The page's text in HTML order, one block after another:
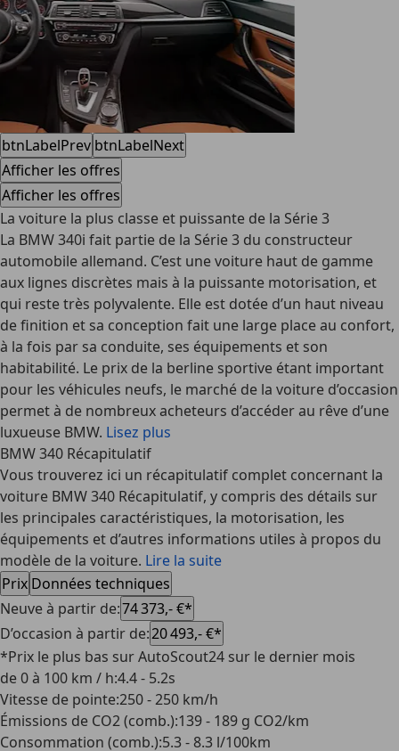
btnLabelPrev btnLabelNext
Afficher les offres
Afficher les offres
La voiture la plus classe et puissante de la Série 3
La BMW 340i fait partie de la Série 3 du constructeur
automobile allemand. C’est une voiture haut de gamme
aux lignes discrètes mais à la puissante motorisation, et
qui reste très polyvalente. Elle est dotée d’un haut niveau
de finition et sa conception fait une large place au confort,
à la fois par sa conduite, ses équipements et son
habitabilité. Le prix de la berline sportive étant important
pour les véhicules neufs, le marché de la voiture d’occasion
permet à de nombreux acheteurs d’accéder au rêve d’une
luxueuse BMW. Lisez plus
BMW 340 Récapitulatif
Vous trouverez ici un récapitulatif complet concernant la
voiture BMW 340 Récapitulatif, y compris des détails sur
les principales caractéristiques, la motorisation, les
équipements et d’autres informations utiles à propos du
modèle de la voiture. Lire la suite
Prix Données techniques
Neuve à partir de:74 373,- €*
D’occasion à partir de:20 493,- €*
*Prix le plus bas sur AutoScout24 sur le dernier mois
de 0 à 100 km / h:4.4 - 5.2s
Vitesse de pointe:250 - 250 km/h
Émissions de CO2 (comb.):139 - 189 g CO2/km
Consommation (comb.):5.3 - 8.3 l/100km